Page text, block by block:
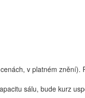
v platném znění).
sálu, bude kurz